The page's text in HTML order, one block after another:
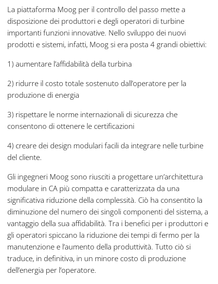
La piattaforma Moog per il controllo del passo mette a
disposizione dei produttori e degli operatori di turbine
importanti funzioni innovative. Nello sviluppo dei nuovi
prodotti e sistemi, infatti, Moog si era posta 4 grandi obiettivi:
1) aumentare l’affidabilità della turbina
2) ridurre il costo totale sostenuto dall’operatore per la
produzione di energia
3) rispettare le norme internazionali di sicurezza che
consentono di ottenere le certificazioni
4) creare dei design modulari facili da integrare nelle turbine
del cliente.
Gli ingegneri Moog sono riusciti a progettare un’architettura
modulare in CA più compatta e caratterizzata da una
significativa riduzione della complessità. Ciò ha consentito la
diminuzione del numero dei singoli componenti del sistema, a
vantaggio della sua affidabilità. Tra i benefici per i produttori e
gli operatori spiccano la riduzione dei tempi di fermo per la
manutenzione e l’aumento della produttività. Tutto ciò si
traduce, in definitiva, in un minore costo di produzione
dell’energia per l’operatore.